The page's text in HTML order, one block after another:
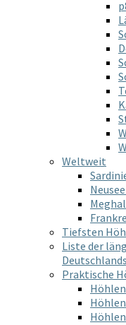
Weltweit
Tiefsten
Liste der
Deutschlands
Praktische